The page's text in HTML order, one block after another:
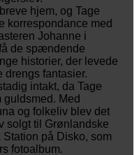
hjem, og Tage
korrespondance med
Johanne i
de spændende
historier, der levede
fantasier.
intakt, da Tage
Med
og folkeliv blev det
solgt til Grønlandske
på Disko, som
fotoalbum.